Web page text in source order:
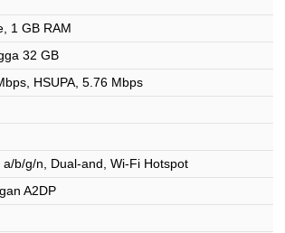
1 GB RAM
32 GB
HSUPA, 5.76 Mbps
a/b/g/n, Dual-and, Wi-Fi Hotspot
A2DP